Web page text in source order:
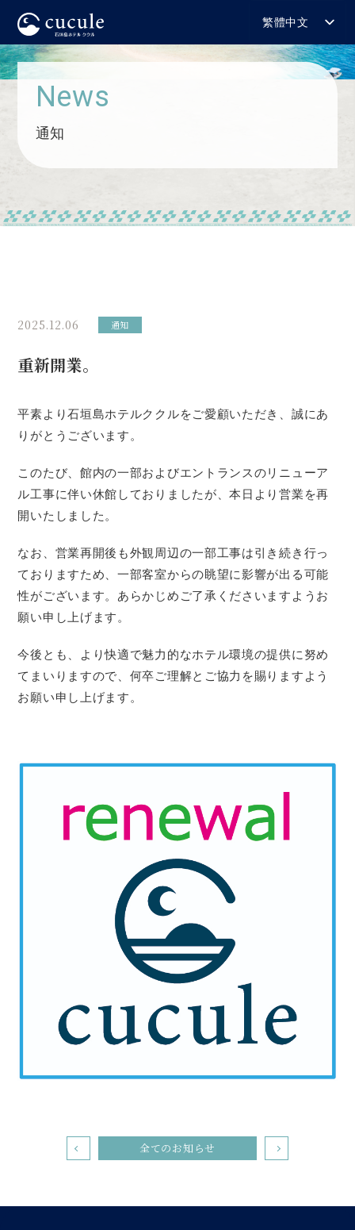
繁體中文
日本語
English
News
通知
2025.12.06 通知
重新開業。
平素より石垣島ホテルククルをご愛顧いただき、誠にあ
りがとうございます。
このたび、館内の一部およびエントランスのリニューア
ル工事に伴い休館しておりましたが、本日より営業を再
開いたしました。
なお、営業再開後も外観周辺の一部工事は引き続き行っ
ておりますため、一部客室からの眺望に影響が出る可能
性がございます。あらかじめご了承くださいますようお
願い申し上げます。
今後とも、より快適で魅力的なホテル環境の提供に努め
てまいりますので、何卒ご理解とご協力を賜りますよう
お願い申し上げます。
全てのお知らせ